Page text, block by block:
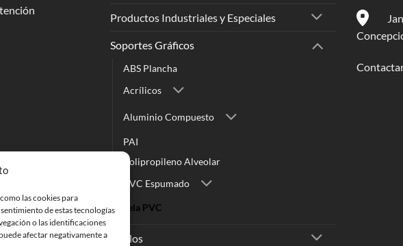
las cookies para
de estas tecnologías
o las identificaciones
afectar negativamente a
Productos Industriales y Especiales
Soportes Gráficos
ABS Plancha
Acrílicos
Aluminio Compuesto
PAI
Polipropileno Alveolar
PVC Espumado
Tela PVC
Vinilos